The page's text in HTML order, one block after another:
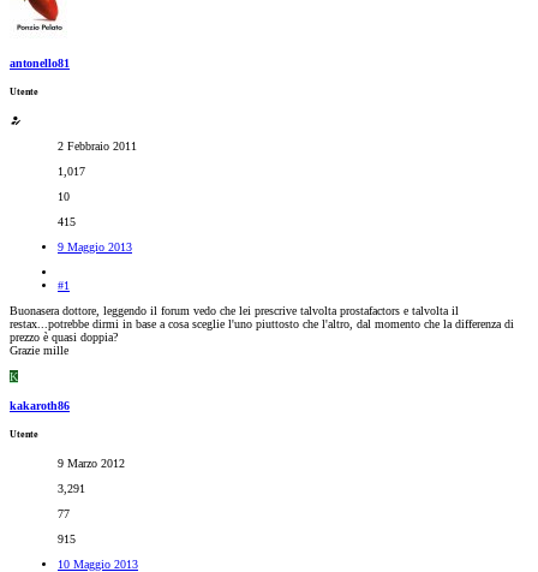
antonello81
Utente
2 Febbraio 2011
1,017
10
415
9 Maggio 2013
#1
Buonasera dottore, leggendo il forum vedo che lei prescrive talvolta prostafactors e talvolta il
restax...potrebbe dirmi in base a cosa sceglie l'uno piuttosto che l'altro, dal momento che la differenza di
prezzo è quasi doppia?
Grazie mille
K
kakaroth86
Utente
9 Marzo 2012
3,291
77
915
10 Maggio 2013